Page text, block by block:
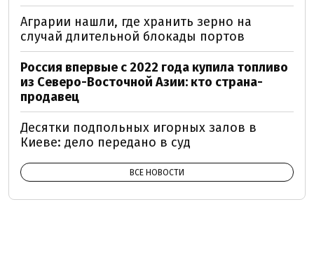
Аграрии нашли, где хранить зерно на
случай длительной блокады портов
Россия впервые с 2022 года купила топливо
из Северо-Восточной Азии: кто страна-
продавец
Десятки подпольных игорных залов в
Киеве: дело передано в суд
ВСЕ НОВОСТИ